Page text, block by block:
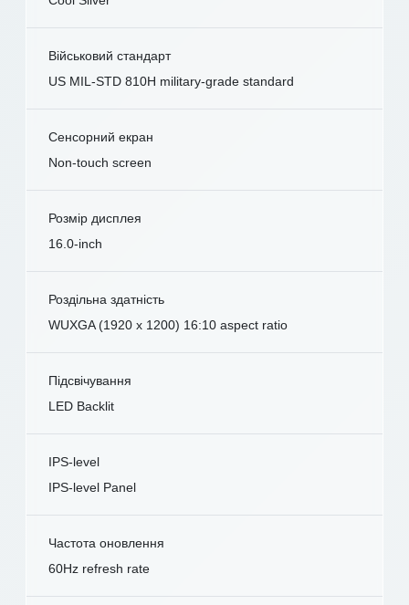
Військовий стандарт
US MIL-STD 810H military-grade standard
Сенсорний екран
Non-touch screen
Розмір дисплея
16.0-inch
Роздільна здатність
WUXGA (1920 x 1200) 16:10 aspect ratio
Підсвічування
LED Backlit
IPS-level
IPS-level Panel
Частота оновлення
60Hz refresh rate